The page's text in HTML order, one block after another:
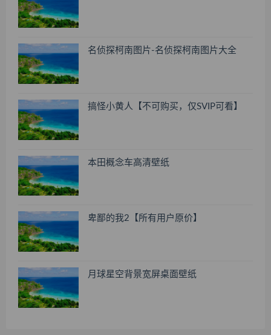
名侦探柯南图片-名侦探柯南图片大全
搞怪小黄人【不可购买，仅SVIP可看】
本田概念车高清壁纸
卑鄙的我2【所有用户原价】
月球星空背景宽屏桌面壁纸